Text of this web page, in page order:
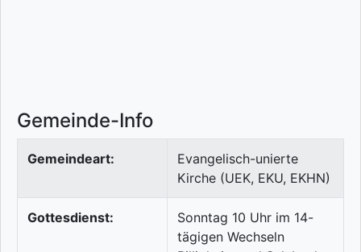
Gemeinde-Info
Gemeindeart:
Evangelisch-unierte
Kirche (UEK, EKU, EKHN)
Gottesdienst:
Sonntag 10 Uhr im 14-
tägigen Wechseln